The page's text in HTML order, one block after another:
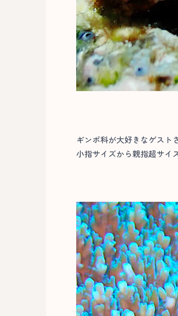
ギンポ科が大好きなゲスト
小指サイズから親指超サイ